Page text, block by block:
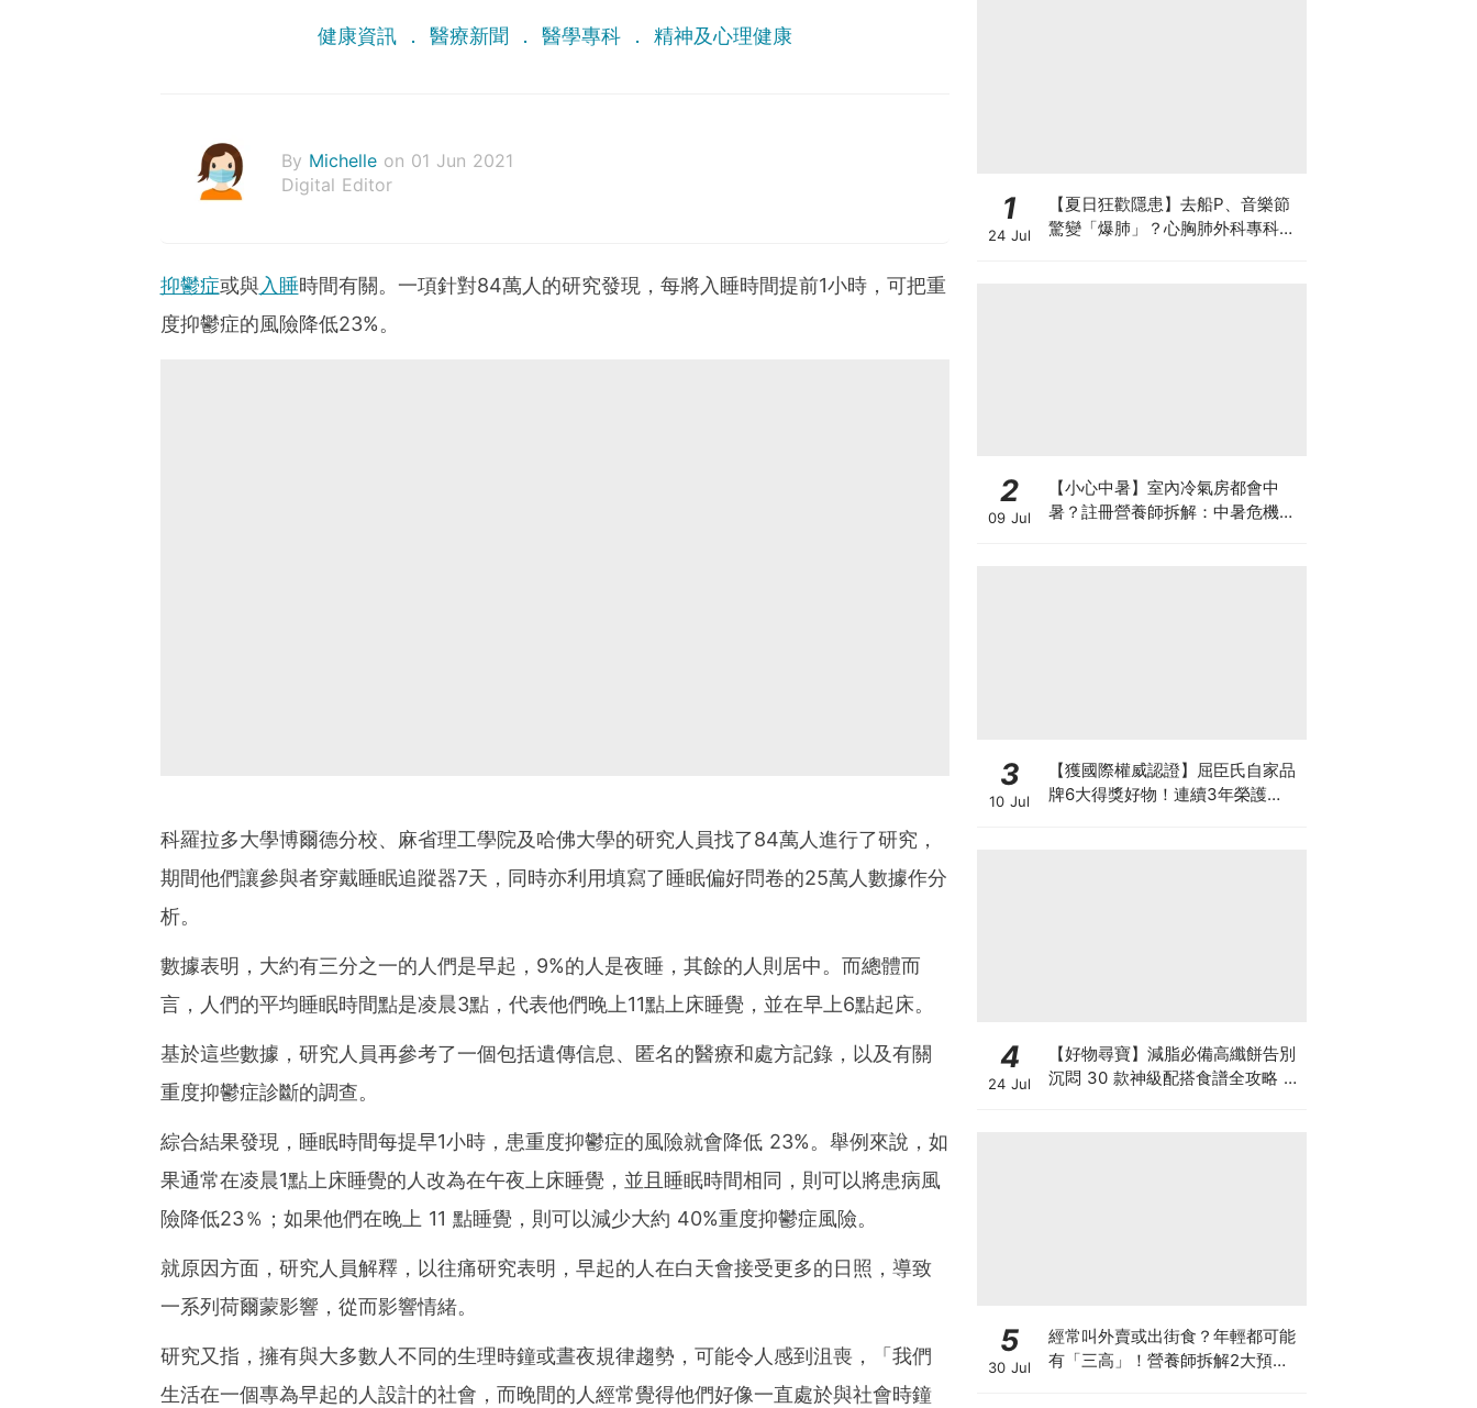
健康資訊 醫療新聞 醫學專科 精神及心理健康
By Michelle on 01 Jun 2021
Digital Editor
抑鬱症或與入睡時間有關。一項針對84萬人的研究發現，每將入睡時間提前1小時，可把重
度抑鬱症的風險降低23%。
科羅拉多大學博爾德分校、麻省理工學院及哈佛大學的研究人員找了84萬人進行了研究，
期間他們讓參與者穿戴睡眠追蹤器7天，同時亦利用填寫了睡眠偏好問卷的25萬人數據作分
析。
數據表明，大約有三分之一的人們是早起，9%的人是夜睡，其餘的人則居中。而總體而
言，人們的平均睡眠時間點是凌晨3點，代表他們晚上11點上床睡覺，並在早上6點起床。
基於這些數據，研究人員再參考了一個包括遺傳信息、匿名的醫療和處方記錄，以及有關
重度抑鬱症診斷的調查。
綜合結果發現，睡眠時間每提早1小時，患重度抑鬱症的風險就會降低 23%。舉例來說，如
果通常在凌晨1點上床睡覺的人改為在午夜上床睡覺，並且睡眠時間相同，則可以將患病風
險降低23％；如果他們在晚上 11 點睡覺，則可以減少大約 40%重度抑鬱症風險。
就原因方面，研究人員解釋，以往痛研究表明，早起的人在白天會接受更多的日照，導致
一系列荷爾蒙影響，從而影響情緒。
研究又指，擁有與大多數人不同的生理時鐘或晝夜規律趨勢，可能令人感到沮喪，「我們
生活在一個專為早起的人設計的社會，而晚間的人經常覺得他們好像一直處於與社會時鐘
1
24 Jul
【夏日狂歡隱患】去船P、音樂節
驚變「爆肺」？心胸肺外科專科醫
2
09 Jul
【小心中暑】室內冷氣房都會中
暑？註冊營養師拆解：中暑危機及
3
10 Jul
【獲國際權威認證】屈臣氏自家品
牌6大得獎好物！連續3年榮護
4
24 Jul
【好物尋寶】減脂必備高纖餅告別
沉悶 30 款神級配搭食譜全攻略 日
5
30 Jul
經常叫外賣或出街食？年輕都可能
有「三高」！營養師拆解2大預防